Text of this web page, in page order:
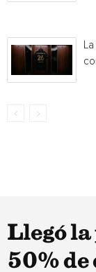
Llegó
50% de